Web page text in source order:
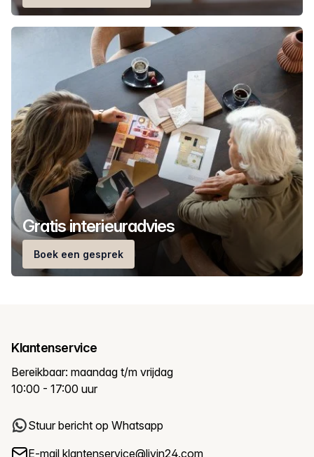
Gratis interieuradvies
Boek een gesprek
Klantenservice
Bereikbaar: maandag t/m vrijdag
10:00 - 17:00 uur
Stuur bericht op Whatsapp
E-mail klantenservice@livin24.com